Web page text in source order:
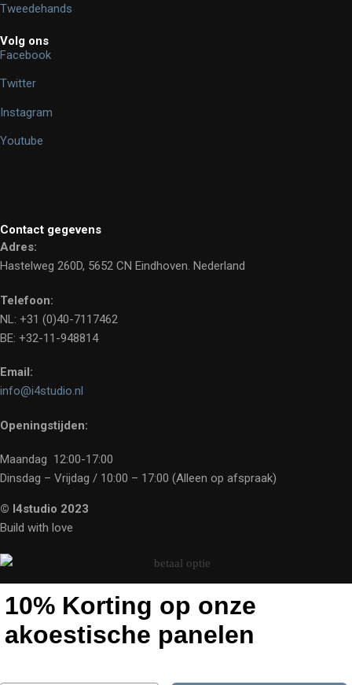
Tweedehands
Volg ons
Facebook
Twitter
Instagram
Youtube
Contact gegevens
Adres:
Hastelweg 260D, 5652 CN Eindhoven. Nederland
Telefoon:
NL: +31 (0)40-7117462
BE: +32-11-948814
Email:
info@i4studio.nl
Openingstijden:
Maandag 12:00-17:00
Dinsdag – Vrijdag / 10:00 – 17:00 (Alleen op afspraak)
© I4studio 2023
Build with love
10% Korting op onze
akoestische panelen